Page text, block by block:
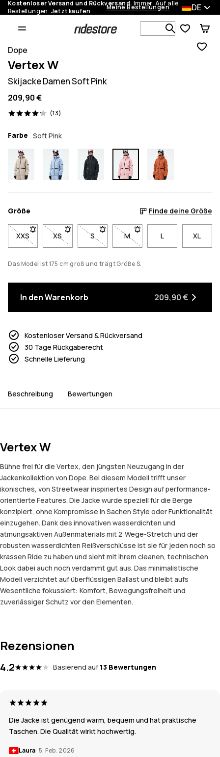
Kostenloser Versand und Rückversand. Immer. Auf alle
Bestellungen. Jetzt kaufen Meine Bestellungen DE
Dope
Vertex W
Skijacke Damen Soft Pink
209,90 €
(13)
13 Reviews, 4.2/5
Farbe Soft Pink
Größe Finde deine Größe
XXS- Größe XXS nicht verfügbar. Klicke, um benachrichtigt zu
XS- Größe XS nicht verfügbar. Klicke, um
S- Größe S nicht verfügbar. Klicke, um
M- Größe M nicht verfügbar.
L XL
Das Model ist 175 cm groß und trägt Größe S.
In den Warenkorb 209,90 €
Kostenloser Versand & Rückversand
30 Tage Rückgaberecht
Schnelle Lieferung
Beschreibung Bewertungen
Vertex W
Bühne frei für die Vertex, den jüngsten Neuzugang in der
Jackenkollektion von Dope. Bei diesem Modell trifft unser
ikonisches, von Streetwear inspiriertes Design auf performance-
orientierte Features. Die Jacke wurde speziell für die Berge
konzipiert, ohne Kompromisse in Sachen Style oder Funktionalität
einzugehen. Dank des innovativen wasserdichten und
atmungsaktiven Außenmaterials mit 2‑Wege-Stretch und der
robusten wasserdichten Reißverschlüsse ist sie für jeden noch so
krassen Ride zu haben und sieht mit ihrem cleanen, technischen
Look dabei auch noch verdammt gut aus. Das minimalistische
Modell verzichtet auf überflüssigen Ballast und bleibt aufs
Wesentliche fokussiert: Komfort, Bewegungsfreiheit und
zuverlässiger Schutz vor den Elementen.
Rezensionen
4.2 Basierend auf 13 Bewertungen
Die Jacke ist genügend warm, bequem und hat praktische
Taschen. Die Qualität wirkt hochwertig.
Laura 5. Feb. 2026